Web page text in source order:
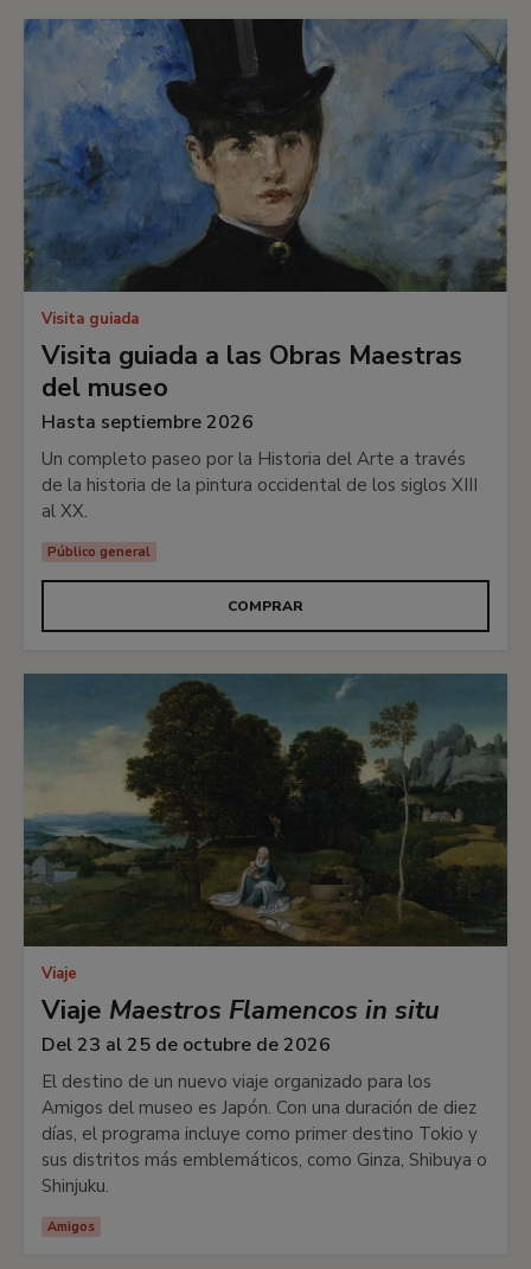
Visita guiada
Visita guiada a las Obras Maestras
del museo
Hasta septiembre 2026
Un completo paseo por la Historia del Arte a través
de la historia de la pintura occidental de los siglos XIII
al XX.
Público general
COMPRAR
Viaje
Viaje Maestros Flamencos in situ
Del 23 al 25 de octubre de 2026
El destino de un nuevo viaje organizado para los
Amigos del museo es Japón. Con una duración de diez
días, el programa incluye como primer destino Tokio y
sus distritos más emblemáticos, como Ginza, Shibuya o
Shinjuku.
Amigos